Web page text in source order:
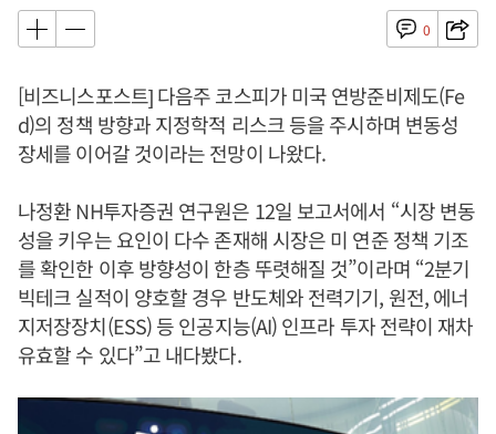
0
[비즈니스포스트] 다음주 코스피가 미국 연방준비제도(Fe
d)의 정책 방향과 지정학적 리스크 등을 주시하며 변동성
장세를 이어갈 것이라는 전망이 나왔다.
나정환 NH투자증권 연구원은 12일 보고서에서 “시장 변동
성을 키우는 요인이 다수 존재해 시장은 미 연준 정책 기조
를 확인한 이후 방향성이 한층 뚜렷해질 것”이라며 “2분기
빅테크 실적이 양호할 경우 반도체와 전력기기, 원전, 에너
지저장장치(ESS) 등 인공지능(AI) 인프라 투자 전략이 재차
유효할 수 있다”고 내다봤다.